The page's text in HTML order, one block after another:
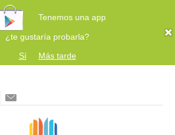
Tenemos una app
¿te gustaría probarla?
Sí
Más tarde